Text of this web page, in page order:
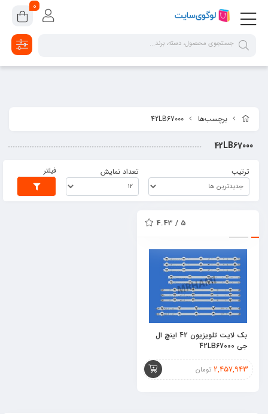
google-site-verification=2dpsKhLIIAHaFZv7ls8lTUR9x1vsg8CYawLf8yMaX1s
برچسب‌ها 42LB67000
42LB67000
ترتیب تعداد نمایش فیلتر
5 / 4.43
بک لایت تلویزیون 42 اینچ ال
جی 42LB67000
2,457,943 تومان
0